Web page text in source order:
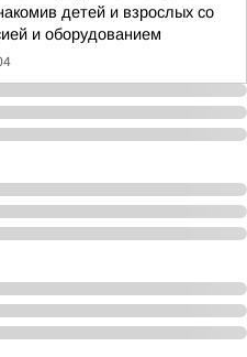
детей и взрослых со
и оборудованием